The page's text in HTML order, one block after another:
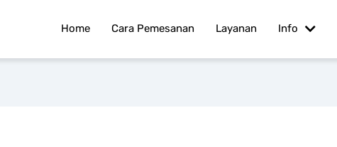
Home Cara Pemesanan Layanan Info